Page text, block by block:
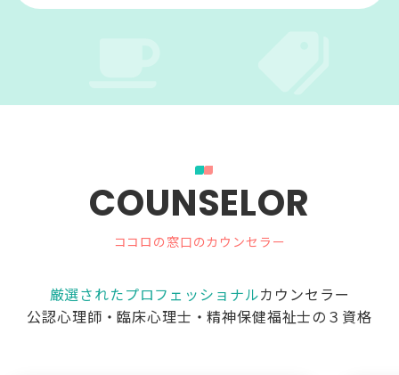
COUNSELOR
ココロの窓口のカウンセラー
厳選されたプロフェッショナルカウンセラー
公認心理師・臨床心理士・精神保健福祉士の３資格